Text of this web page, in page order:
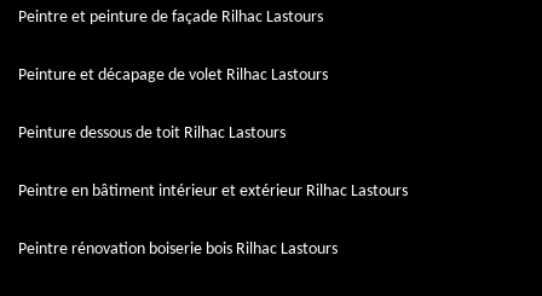
Peintre et peinture de façade Rilhac Lastours
Peinture et décapage de volet Rilhac Lastours
Peinture dessous de toit Rilhac Lastours
Peintre en bâtiment intérieur et extérieur Rilhac Lastours
Peintre rénovation boiserie bois Rilhac Lastours